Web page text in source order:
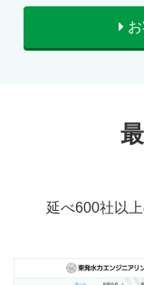
延べ600社以